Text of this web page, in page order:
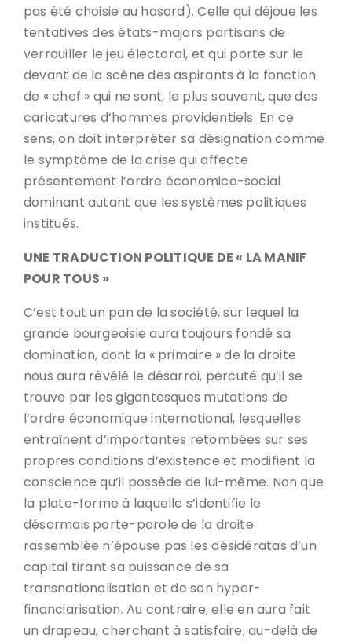
pas été choisie au hasard). Celle qui déjoue les
tentatives des états-majors partisans de
verrouiller le jeu électoral, et qui porte sur le
devant de la scène des aspirants à la fonction
de « chef » qui ne sont, le plus souvent, que des
caricatures d’hommes providentiels. En ce
sens, on doit interpréter sa désignation comme
le symptôme de la crise qui affecte
présentement l’ordre économico-social
dominant autant que les systèmes politiques
institués.
UNE TRADUCTION POLITIQUE DE « LA MANIF
POUR TOUS »
C’est tout un pan de la société, sur lequel la
grande bourgeoisie aura toujours fondé sa
domination, dont la « primaire » de la droite
nous aura révélé le désarroi, percuté qu’il se
trouve par les gigantesques mutations de
l’ordre économique international, lesquelles
entraînent d’importantes retombées sur ses
propres conditions d’existence et modifient la
conscience qu’il possède de lui-même. Non que
la plate-forme à laquelle s’identifie le
désormais porte-parole de la droite
rassemblée n’épouse pas les désidératas d’un
capital tirant sa puissance de sa
transnationalisation et de son hyper-
financiarisation. Au contraire, elle en aura fait
un drapeau, cherchant à satisfaire, au-delà de